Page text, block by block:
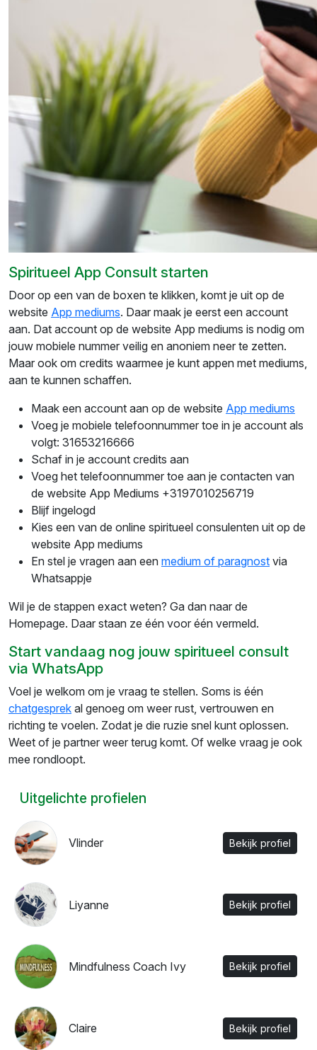
Spiritueel App Consult starten
Door op een van de boxen te klikken, komt je uit op de
website App mediums. Daar maak je eerst een account
aan. Dat account op de website App mediums is nodig om
jouw mobiele nummer veilig en anoniem neer te zetten.
Maar ook om credits waarmee je kunt appen met mediums,
aan te kunnen schaffen.
Maak een account aan op de website App mediums
Voeg je mobiele telefoonnummer toe in je account als
volgt: 31653216666
Schaf in je account credits aan
Voeg het telefoonnummer toe aan je contacten van
de website App Mediums +3197010256719
Blijf ingelogd
Kies een van de online spiritueel consulenten uit op de
website App mediums
En stel je vragen aan een medium of paragnost via
Whatsappje
Wil je de stappen exact weten? Ga dan naar de
Homepage. Daar staan ze één voor één vermeld.
Start vandaag nog jouw spiritueel consult
via WhatsApp
Voel je welkom om je vraag te stellen. Soms is één
chatgesprek al genoeg om weer rust, vertrouwen en
richting te voelen. Zodat je die ruzie snel kunt oplossen.
Weet of je partner weer terug komt. Of welke vraag je ook
mee rondloopt.
Uitgelichte profielen
Vlinder Bekijk profiel
Liyanne Bekijk profiel
Mindfulness Coach Ivy Bekijk profiel
Claire Bekijk profiel